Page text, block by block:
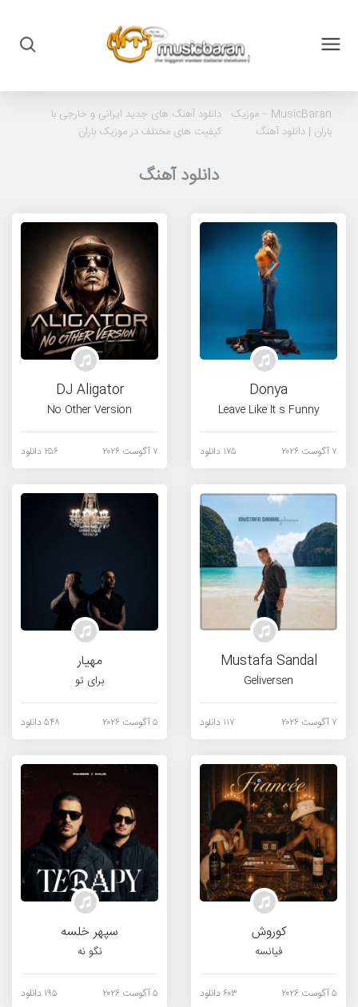
MusicBaran – موزیک
باران | دانلود آهنگ
دانلود آهنگ های جدید ایرانی و خارجی با
کیفیت های مختلف در موزیک باران
دانلود آهنگ
Donya
Leave Like It s Funny
۷ آگوست ۲۰۲۶ ۱۷۵ دانلود
DJ Aligator
No Other Version
۷ آگوست ۲۰۲۶ ۲۵۶ دانلود
Mustafa Sandal
Geliversen
۷ آگوست ۲۰۲۶ ۱۱۷ دانلود
مهیار
برای تو
۵ آگوست ۲۰۲۶ ۵۴۸ دانلود
کوروش
فیانسه
۵ آگوست ۲۰۲۶ ۶۰۳ دانلود
سپهر خلسه
نگو نه
۵ آگوست ۲۰۲۶ ۱۹۵ دانلود